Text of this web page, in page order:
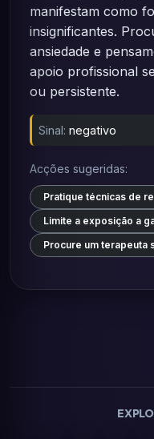
manifestam como
insignificantes.
ansiedade e
apoio profissional
ou persistente.
Sinal: negativo
Acções sugeridas:
Pratique técnicas de
Limite a exposição a
Procure um terapeuta